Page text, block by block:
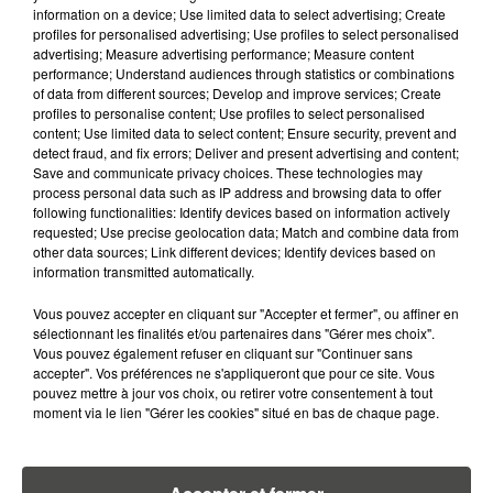
VRAIMENT OBLIGATOIRE DE
MANGER LE MATIN ?
7 août 2026
WEEK-END ROUGE SUR LES
ROUTES : LE GRAND OUEST SE
PRÉPARE À UN...
6 août 2026
MÉGOTS ET FEUX DE FORÊT : LES
INDUSTRIELS DU TABAC BIENTÔT
TAXÉS...
6 août 2026
CANICULE : POURQUOI LES
BOUTEILLES D'EAU
DISPARAISSENT DES RAYONS...
PLUS CHER QU'IL Y A CINQ ANS,
information on a device; Use limited data to select advertising; Create
profiles for personalised advertising; Use profiles to select personalised
advertising; Measure advertising performance; Measure content
performance; Understand audiences through statistics or combinations
of data from different sources; Develop and improve services; Create
profiles to personalise content; Use profiles to select personalised
content; Use limited data to select content; Ensure security, prevent and
detect fraud, and fix errors; Deliver and present advertising and content;
Save and communicate privacy choices. These technologies may
process personal data such as IP address and browsing data to offer
following functionalities: Identify devices based on information actively
requested; Use precise geolocation data; Match and combine data from
other data sources; Link different devices; Identify devices based on
information transmitted automatically.
Vous pouvez accepter en cliquant sur "Accepter et fermer", ou affiner en
sélectionnant les finalités et/ou partenaires dans "Gérer mes choix".
Vous pouvez également refuser en cliquant sur "Continuer sans
accepter". Vos préférences ne s'appliqueront que pour ce site. Vous
pouvez mettre à jour vos choix, ou retirer votre consentement à tout
moment via le lien "Gérer les cookies" situé en bas de chaque page.